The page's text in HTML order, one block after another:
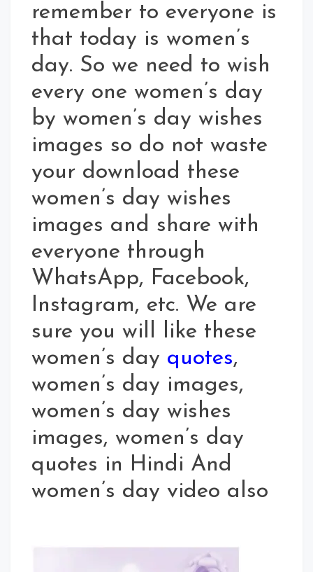
remember to everyone is
that today is women’s
day. So we need to wish
every one women’s day
by women’s day wishes
images so do not waste
your download these
women’s day wishes
images and share with
everyone through
WhatsApp, Facebook,
Instagram, etc. We are
sure you will like these
women’s day quotes,
women’s day images,
women’s day wishes
images, women’s day
quotes in Hindi And
women’s day video also